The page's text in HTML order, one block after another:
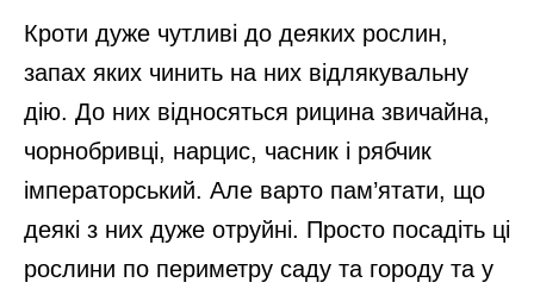
Кроти дуже чутливі до деяких рослин,
запах яких чинить на них відлякувальну
дію. До них відносяться рицина звичайна,
чорнобривці, нарцис, часник і рябчик
імператорський. Але варто пам’ятати, що
деякі з них дуже отруйні. Просто посадіть ці
рослини по периметру саду та городу та у